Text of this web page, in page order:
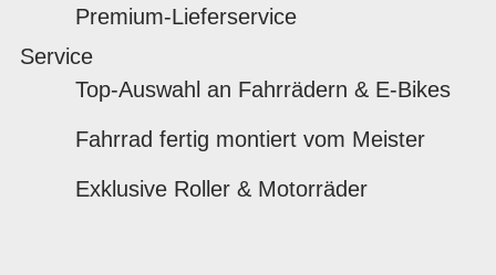
Premium-Lieferservice
Service
Top-Auswahl an Fahrrädern & E-Bikes
Fahrrad fertig montiert vom Meister
Exklusive Roller & Motorräder